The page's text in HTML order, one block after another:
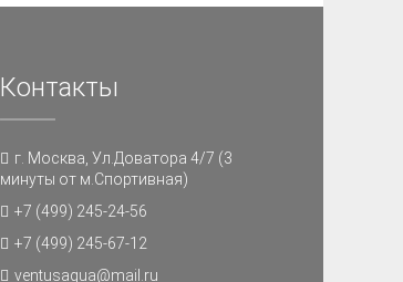
Контакты
г. Москва, Ул.Доватора 4/7 (3
минуты от м.Спортивная)
+7 (499) 245-24-56
+7 (499) 245-67-12
ventusaqua@mail.ru